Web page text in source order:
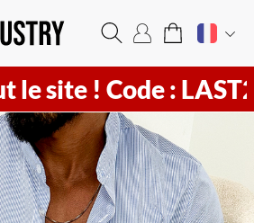
!Code : LAST20 !